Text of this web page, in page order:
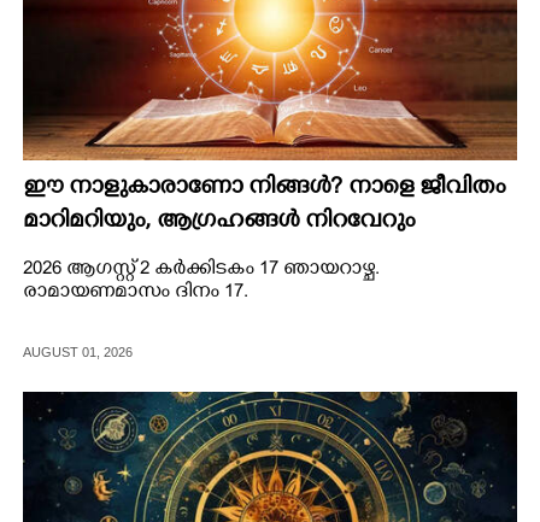
ഈ നാളുകാരാണോ നിങ്ങൾ? നാളെ ജീവിതം
മാറിമറിയും, ആഗ്രഹങ്ങള്‍ നിറവേറും
2026 ആഗസ്റ്റ് 2 കർക്കിടകം 17 ഞായറാഴ്ച.
രാമായണമാസം ദിനം 17.
AUGUST 01, 2026